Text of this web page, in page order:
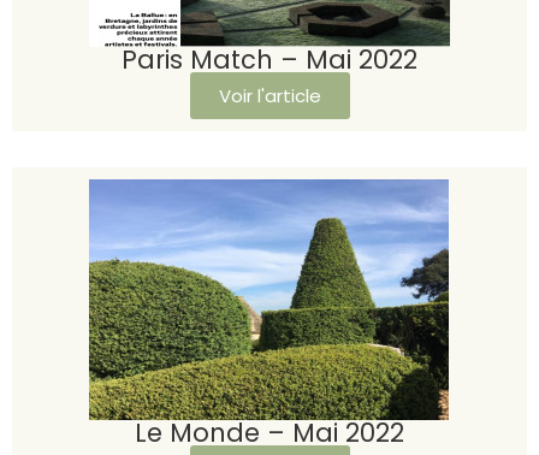
Paris Match – Mai 2022
Voir l'article
Le Monde – Mai 2022